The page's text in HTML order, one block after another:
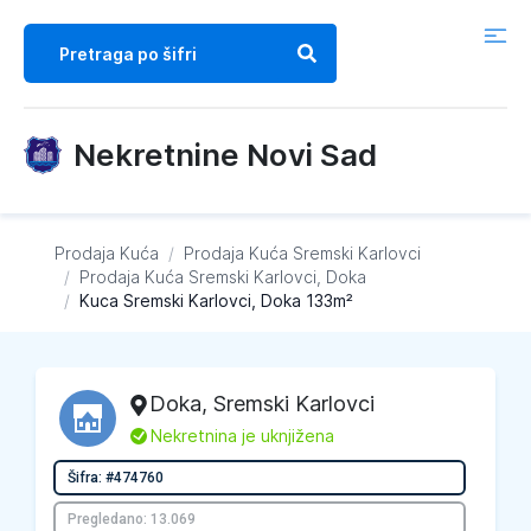
Nekretnine Novi Sad
Prodaja Kuća / Prodaja Kuća Sremski Karlovci
/ Prodaja Kuća Sremski Karlovci, Doka
/ Kuca Sremski Karlovci, Doka 133m²
Doka, Sremski Karlovci
L Nekretnina je uknjižena
Šifra: #474760
Pregledano: 13.069